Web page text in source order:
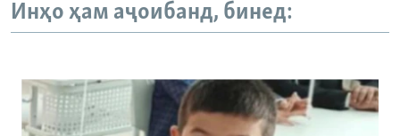
Инҳо ҳам аҷоибанд, бинед: